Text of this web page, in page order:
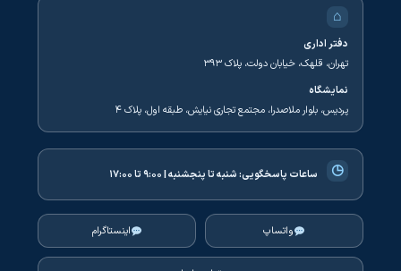
⌂
دفتر اداری
تهران، قلهک، خیابان دولت، پلاک ۳۹۳
نمایشگاه
پردیس، بلوار ملاصدرا، مجتمع تجاری نیایش، طبقه اول، پلاک ۴
◷ ساعات پاسخگویی:شنبه تا پنجشنبه | ۹:۰۰ تا ۱۷:۰۰
واتساپ اینستاگرام